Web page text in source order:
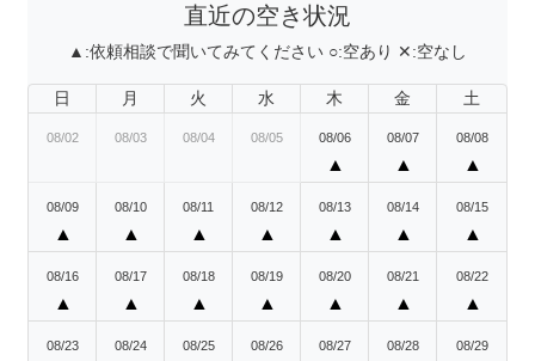
直近の空き状況
▲:依頼相談で聞いてみてください ○:空あり ✕:空なし
日 月 火 水 木 金 土
08/02 08/03 08/04 08/05 08/06
▲
08/07
▲
08/08
▲
08/09
▲
08/10
▲
08/11
▲
08/12
▲
08/13
▲
08/14
▲
08/15
▲
08/16
▲
08/17
▲
08/18
▲
08/19
▲
08/20
▲
08/21
▲
08/22
▲
08/23 08/24 08/25 08/26 08/27 08/28 08/29